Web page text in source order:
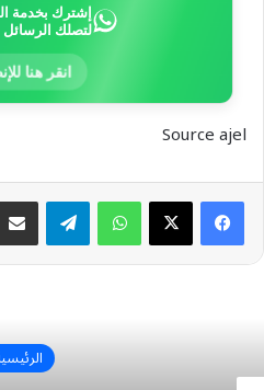
إشترك بخدمة
لتصلك الرسائل
انقر هنا
Source ajel
واتساب تيلقرام مشاركة عبر البريد